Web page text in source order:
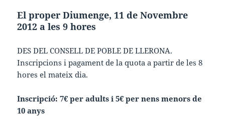
El proper Diumenge, 11 de Novembre
2012 a les 9 hores
DES DEL CONSELL DE POBLE DE LLERONA.
Inscripcions i pagament de la quota a partir de les 8
hores el mateix dia.
Inscripció: 7€ per adults i 5€ per nens menors de
10 anys